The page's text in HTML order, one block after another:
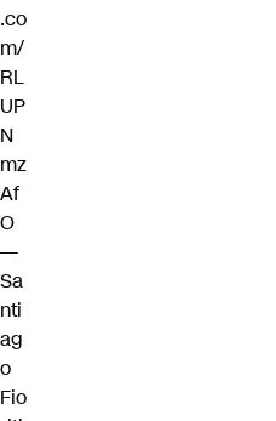
.co
m/
RL
UP
N
mz
Af
O
—
Sa
nti
ag
o
Fio